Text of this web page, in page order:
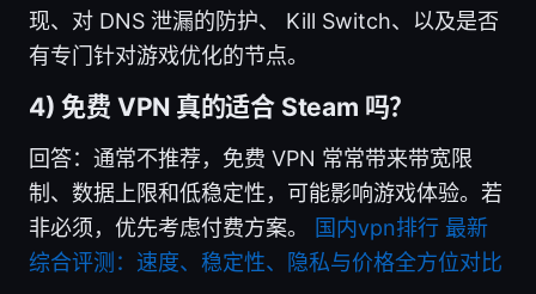
现、对 DNS 泄漏的防护、 Kill Switch、以及是否
有专门针对游戏优化的节点。
4) 免费 VPN 真的适合 Steam 吗？
回答：通常不推荐，免费 VPN 常常带来带宽限
制、数据上限和低稳定性，可能影响游戏体验。若
非必须，优先考虑付费方案。
国内vpn排行 最新
综合评测：速度、稳定性、隐私与价格全方位对比